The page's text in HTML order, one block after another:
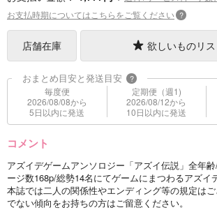
お支払時期についてはこちらをご覧ください ?
店舗在庫 欲しいものリ
おまとめ目安と発送目安 ?
毎度便
2026/08/08から
5日以内に発送
定期便（週1)
2026/08/12から
10日以内に発送
コメント
アズイデゲームアンソロジー「アズイ伝説」全年
ージ数168p/総勢14名にてゲームにまつわるアズイ
本誌では二人の関係性やエンディング等の規定は
でない傾向をお持ちの方はご留意ください。